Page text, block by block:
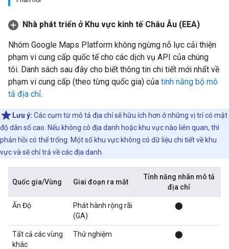
Nhà phát triển ở Khu vực kinh tế Châu Âu (EEA)
Nhóm Google Maps Platform không ngừng nỗ lực cải thiện
phạm vi cung cấp quốc tế cho các dịch vụ API của chúng
tôi. Danh sách sau đây cho biết thông tin chi tiết mới nhất về
phạm vi cung cấp (theo từng quốc gia) của tính năng bộ mô
tả địa chỉ.
Lưu ý: Các cụm từ mô tả địa chỉ sẽ hữu ích hơn ở những vị trí có mật
độ dân số cao. Nếu không có địa danh hoặc khu vực nào liên quan, thì
phản hồi có thể trống. Một số khu vực không có dữ liệu chi tiết về khu
vực và sẽ chỉ trả về các địa danh.
Quốc gia/Vùng Giai đoạn ra mắt
Tính năng nhãn mô tả
địa chỉ
Ấn Độ
Phát hành rộng rãi
(GA)
⬤
Tất cả các vùng
khác
Thử nghiệm ⬤